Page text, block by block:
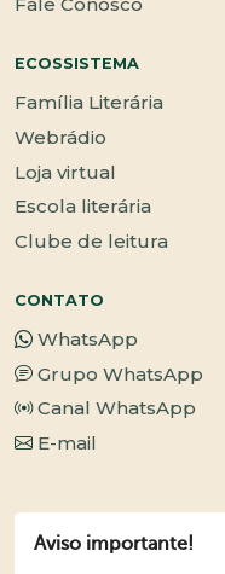
Fale Conosco
ECOSSISTEMA
Família Literária
Webrádio
Loja virtual
Escola literária
Clube de leitura
CONTATO
WhatsApp
Grupo WhatsApp
Canal WhatsApp
E-mail
Aviso importante!